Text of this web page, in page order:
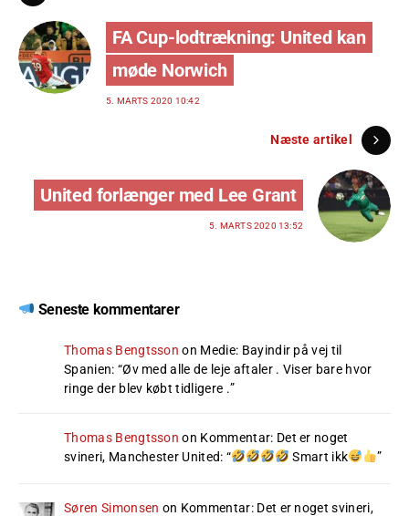
FA Cup-lodtrækning: United kan
møde Norwich
5. MARTS 2020 10:42
Næste artikel
United forlænger med Lee Grant
5. MARTS 2020 13:52
Seneste kommentarer
Thomas Bengtsson on Medie: Bayindir på vej til
Spanien: “Øv med alle de leje aftaler . Viser bare hvor
ringe der blev købt tidligere .”
Thomas Bengtsson on Kommentar: Det er noget
svineri, Manchester United: “ Smart ikk ”
Søren Simonsen on Kommentar: Det er noget svineri,